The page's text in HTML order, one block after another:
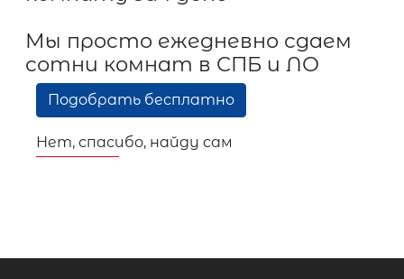
Мы просто ежедневно сдаем
сотни комнат в СПБ и ЛО
Подобрать бесплатно
Нет, спасибо, найду сам